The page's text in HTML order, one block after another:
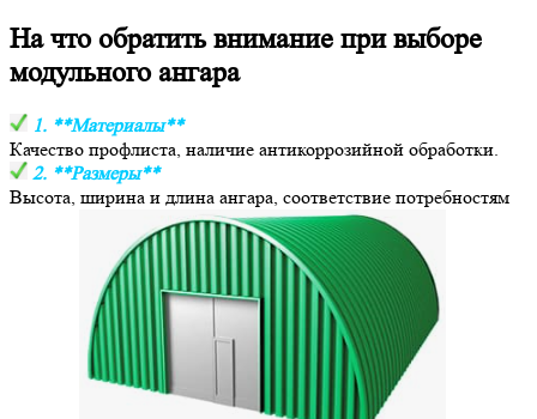
На что обратить внимание при выборе
модульного ангара
1. **Материалы**
Качество профлиста, наличие антикоррозийной обработки.
2. **Размеры**
Высота, ширина и длина ангара, соответствие потребностям